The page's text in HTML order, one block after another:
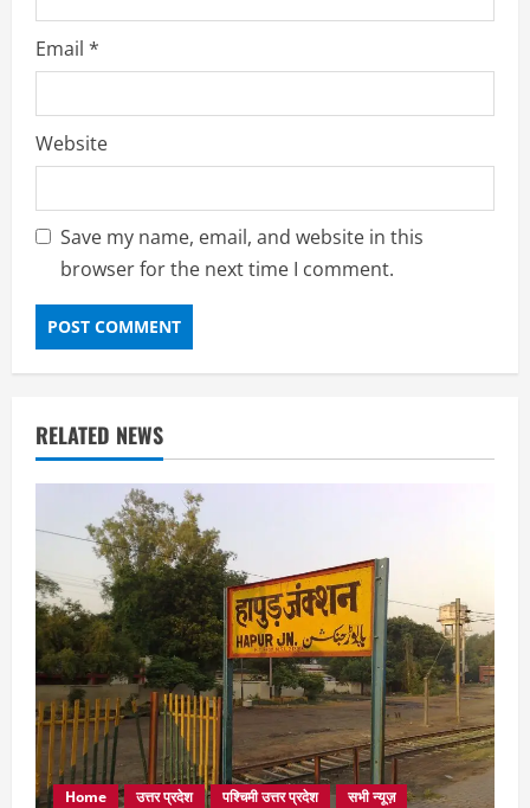
Email *
Website
Save my name, email, and website in this
browser for the next time I comment.
RELATED NEWS
Home उत्तर प्रदेश पश्चिमी उत्तर प्रदेश सभी न्यूज़